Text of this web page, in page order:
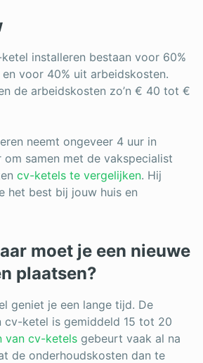
installeren bestaan voor 60%
voor 40% uit arbeidskosten.
de arbeidskosten zo’n € 40 tot €
neemt ongeveer 4 uur in
om samen met de vakspecialist
cv-ketels te vergelijken. Hij
het best bij jouw huis en
moet je een nieuwe
plaatsen?
geniet je een lange tijd. De
cv-ketel is gemiddeld 15 tot 20
van cv-ketels gebeurt vaak al na
de onderhoudskosten dan te